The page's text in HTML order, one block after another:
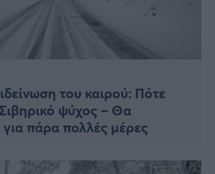
του καιρού: Πότε
ψύχος – Θα
για πάρα πολλές μέρες